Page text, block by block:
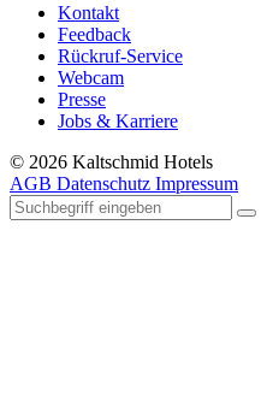
Kontakt
Feedback
Rückruf-Service
Webcam
Presse
Jobs & Karriere
© 2026 Kaltschmid Hotels
AGB Datenschutz Impressum